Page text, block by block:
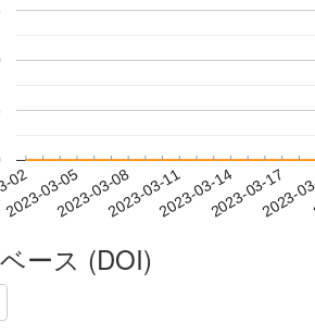
02
2023-03-052023-03-082023-03-112023-03-142023-03-17
2023-
ース (DOI)